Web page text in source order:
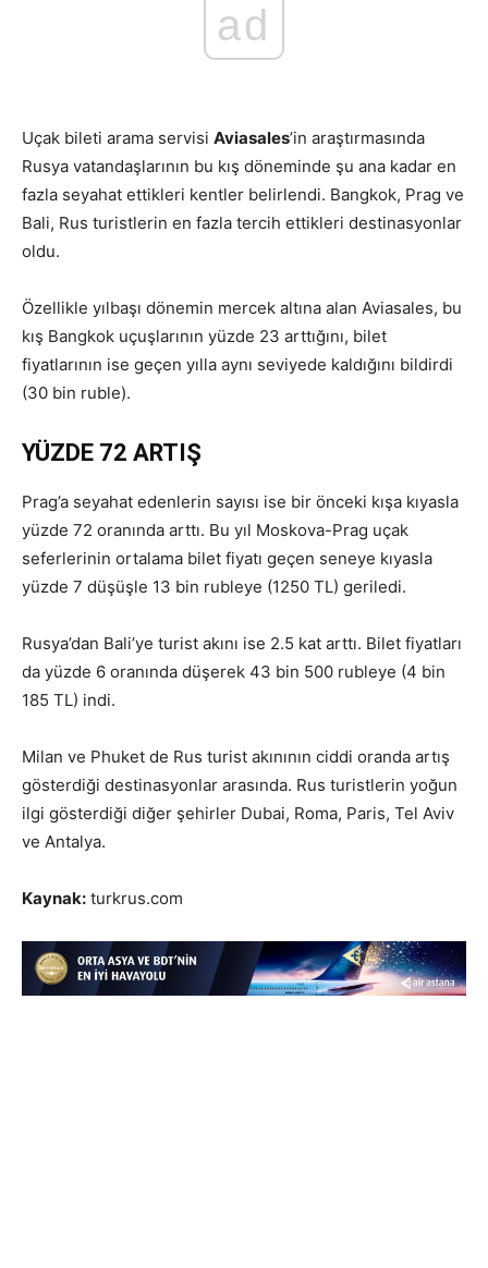
ad
Uçak bileti arama servisi Aviasales’in araştırmasında
Rusya vatandaşlarının bu kış döneminde şu ana kadar en
fazla seyahat ettikleri kentler belirlendi. Bangkok, Prag ve
Bali, Rus turistlerin en fazla tercih ettikleri destinasyonlar
oldu.
Özellikle yılbaşı dönemin mercek altına alan Aviasales, bu
kış Bangkok uçuşlarının yüzde 23 arttığını, bilet
fiyatlarının ise geçen yılla aynı seviyede kaldığını bildirdi
(30 bin ruble).
YÜZDE 72 ARTIŞ
Prag’a seyahat edenlerin sayısı ise bir önceki kışa kıyasla
yüzde 72 oranında arttı. Bu yıl Moskova-Prag uçak
seferlerinin ortalama bilet fiyatı geçen seneye kıyasla
yüzde 7 düşüşle 13 bin rubleye (1250 TL) geriledi.
Rusya’dan Bali’ye turist akını ise 2.5 kat arttı. Bilet fiyatları
da yüzde 6 oranında düşerek 43 bin 500 rubleye (4 bin
185 TL) indi.
Milan ve Phuket de Rus turist akınının ciddi oranda artış
gösterdiği destinasyonlar arasında. Rus turistlerin yoğun
ilgi gösterdiği diğer şehirler Dubai, Roma, Paris, Tel Aviv
ve Antalya.
Kaynak: turkrus.com